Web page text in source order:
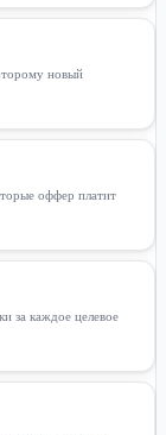
новый
оффер платит
за каждое целевое